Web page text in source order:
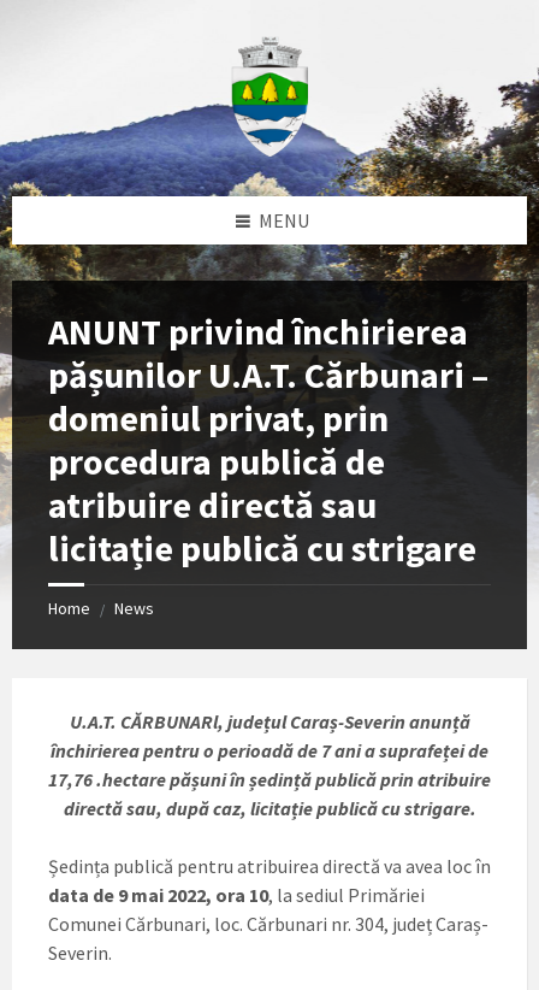
MENU
ANUNT privind închirierea
pășunilor U.A.T. Cărbunari –
domeniul privat, prin
procedura publică de
atribuire directă sau
licitație publică cu strigare
Home / News
U.A.T. CĂRBUNARl, județul Caraș-Severin anunță
închirierea pentru o perioadă de 7 ani a suprafeței de
17,76 .hectare pășuni în ședință publică prin atribuire
directă sau, după caz, licitație publică cu strigare.
Ședința publică pentru atribuirea directă va avea loc în
data de 9 mai 2022, ora 10, la sediul Primăriei
Comunei Cărbunari, loc. Cărbunari nr. 304, județ Caraș-
Severin.